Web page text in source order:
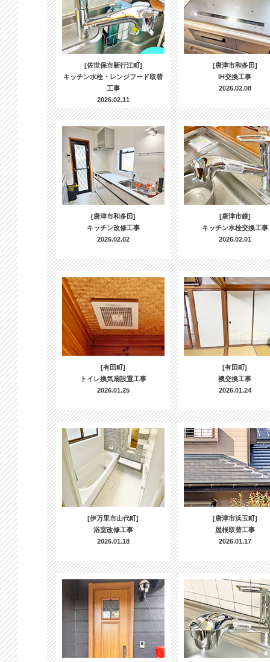
[佐世保市新行江町]
キッチン水栓・レンジフード取替
工事
2026.02.11
[唐津市和多田]
IH交換工事
2026.02.08
[唐津市和多田]
キッチン改修工事
2026.02.02
[唐津市鏡]
キッチン水栓交換工事
2026.02.01
[有田町]
トイレ換気扇設置工事
2026.01.25
[有田町]
襖交換工事
2026.01.24
[伊万里市山代町]
浴室改修工事
2026.01.18
[唐津市浜玉町]
屋根取替工事
2026.01.17